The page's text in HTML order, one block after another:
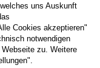
uns Auskunft
Cookies akzeptieren"
notwendigen
zu. Weitere